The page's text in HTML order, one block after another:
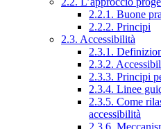
2.2.1. Buone
2.2.2. Principi
2.3. Accessibilità
2.3.1.
2.3.2.
2.3.3. Principi
2.3.4. Linee
2.3.5. Come
accessibilità
2.3.6.